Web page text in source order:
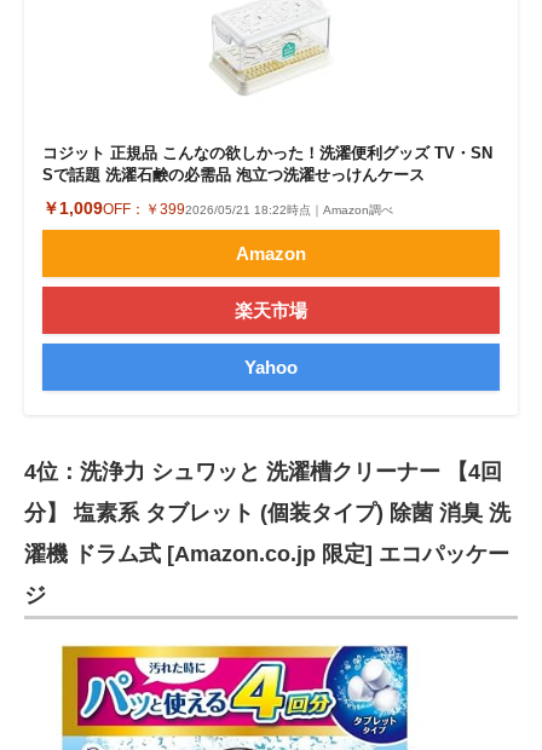
コジット 正規品 こんなの欲しかった！洗濯便利グッズ TV・SN
Sで話題 洗濯石鹸の必需品 泡立つ洗濯せっけんケース
￥1,009OFF： ￥3992026/05/21 18:22時点｜Amazon調べ
Amazon
楽天市場
Yahoo
4位：洗浄力 シュワッと 洗濯槽クリーナー 【4回
分】 塩素系 タブレット (個装タイプ) 除菌 消臭 洗
濯機 ドラム式 [Amazon.co.jp 限定] エコパッケー
ジ